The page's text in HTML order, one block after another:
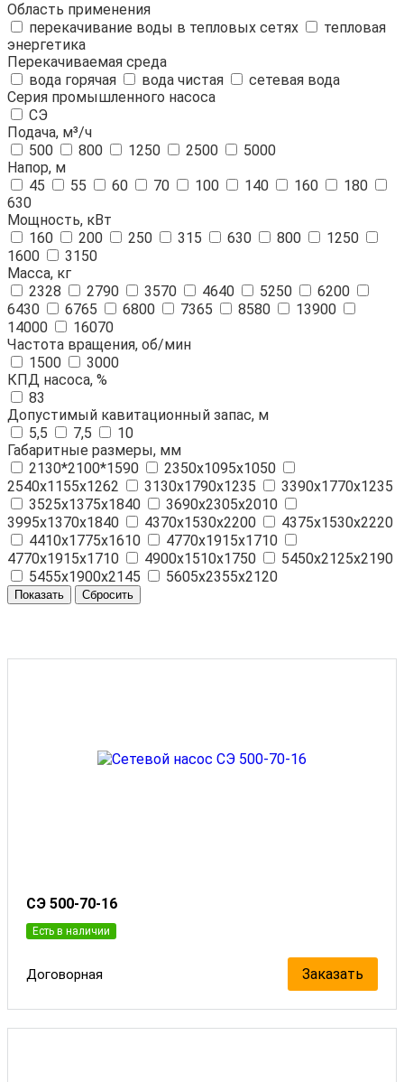
Область применения
перекачивание воды в тепловых сетях
тепловая
энергетика
Перекачиваемая среда
вода горячая
вода чистая
сетевая вода
Серия промышленного насоса
СЭ
Подача, м³/ч
500
800 1250 2500
5000
Напор, м
45
55 60 70 100 140 160
180
630
Мощность, кВт
160
200 250 315 630 800
1250
1600
3150
Масса, кг
2328
2790 3570 4640 5250
6200
6430
6765 6800 7365 8580
13900
14000
16070
Частота вращения, об/мин
1500
3000
КПД насоса, %
83
Допустимый кавитационный запас, м
5,5
7,5
10
Габаритные размеры, мм
2130*2100*1590
2350х1095х1050
2540х1155х1262
3130х1790х1235
3390х1770х1235
3525х1375х1840
3690х2305х2010
3995х1370х1840
4370х1530х2200
4375х1530х2220
4410х1775х1610
4770х1915х1710
4770х1915х1710
4900х1510х1750
5450х2125х2190
5455х1900х2145
5605х2355х2120
СЭ 500-70-16
Есть в наличии
Договорная Заказать